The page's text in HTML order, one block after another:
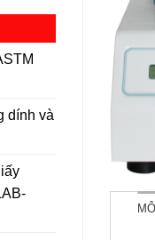
dính và